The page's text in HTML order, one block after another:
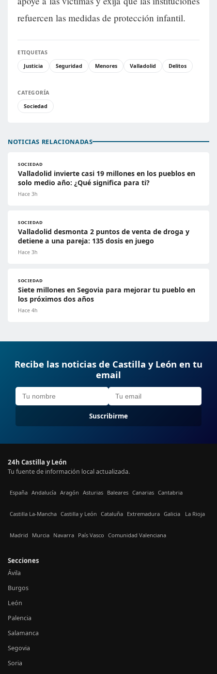
refuercen las medidas de protección infantil.
ETIQUETAS
Justicia
Seguridad Menores Valladolid Delitos
CATEGORÍA
Sociedad
NOTICIAS RELACIONADAS
SOCIEDAD
Valladolid invierte casi 19 millones en los pueblos en
solo medio año: ¿Qué significa para ti?
Hace 3h
SOCIEDAD
Valladolid desmonta 2 puntos de venta de droga y
detiene a una pareja: 135 dosis en juego
Hace 3h
SOCIEDAD
Siete millones en Segovia para mejorar tu pueblo en
los próximos dos años
Hace 4h
Recibe las noticias de Castilla y León en tu
email
Suscribirme
24h Castilla y León
Tu fuente de información local actualizada.
España Andalucía Aragón Asturias Baleares Canarias Cantabria
Castilla La-Mancha Castilla y León Cataluña Extremadura Galicia La Rioja
Madrid Murcia Navarra País Vasco Comunidad Valenciana
Secciones
Ávila
Burgos
León
Palencia
Salamanca
Segovia
Soria